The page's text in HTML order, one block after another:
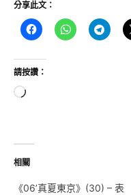
分享此文：
請按讚：
正
入...
相關
《06’真夏東京》(30) – 表